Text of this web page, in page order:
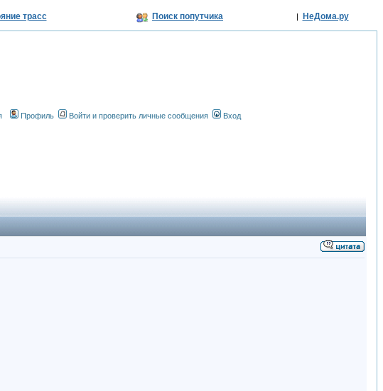
трасс Поиск попутчика | НеДома.ру
Профиль Войти и проверить личные сообщения Вход